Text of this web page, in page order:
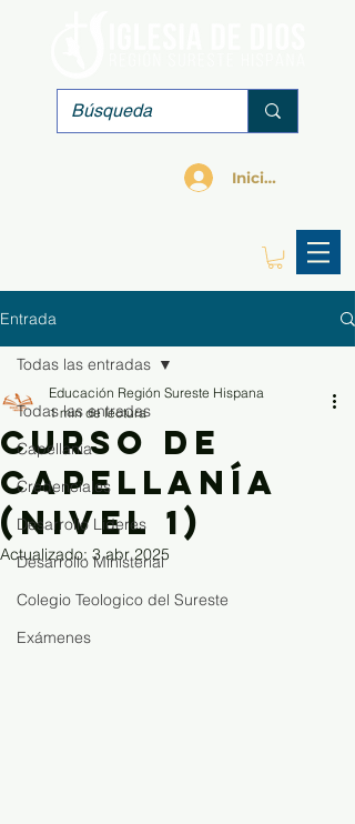
Iniciar sesión
Entrada
Todas las entradas
Capellania
Credenciales
Desarrollo Líderes
Desarrollo Ministerial
Colegio Teologico del Sureste
Exámenes
Todas las entradas
Curso de
Capellanía
(Nivel 1)
Educación Región Sureste Hispana
1 min de lectura
Actualizado: 3 abr 2025